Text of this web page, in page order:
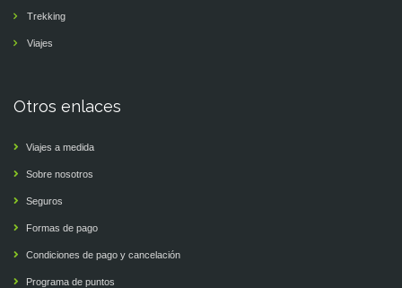
Trekking
Viajes
Otros enlaces
Viajes a medida
Sobre nosotros
Seguros
Formas de pago
Condiciones de pago y cancelación
Programa de puntos